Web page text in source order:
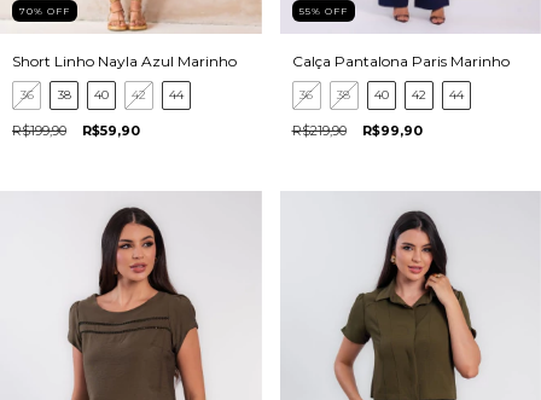
70% OFF
Short Linho Nayla Azul Marinho
36 38 40 42 44
R$199,90 R$59,90
55% OFF
Calça Pantalona Paris Marinho
36 38 40 42 44
R$219,90 R$99,90